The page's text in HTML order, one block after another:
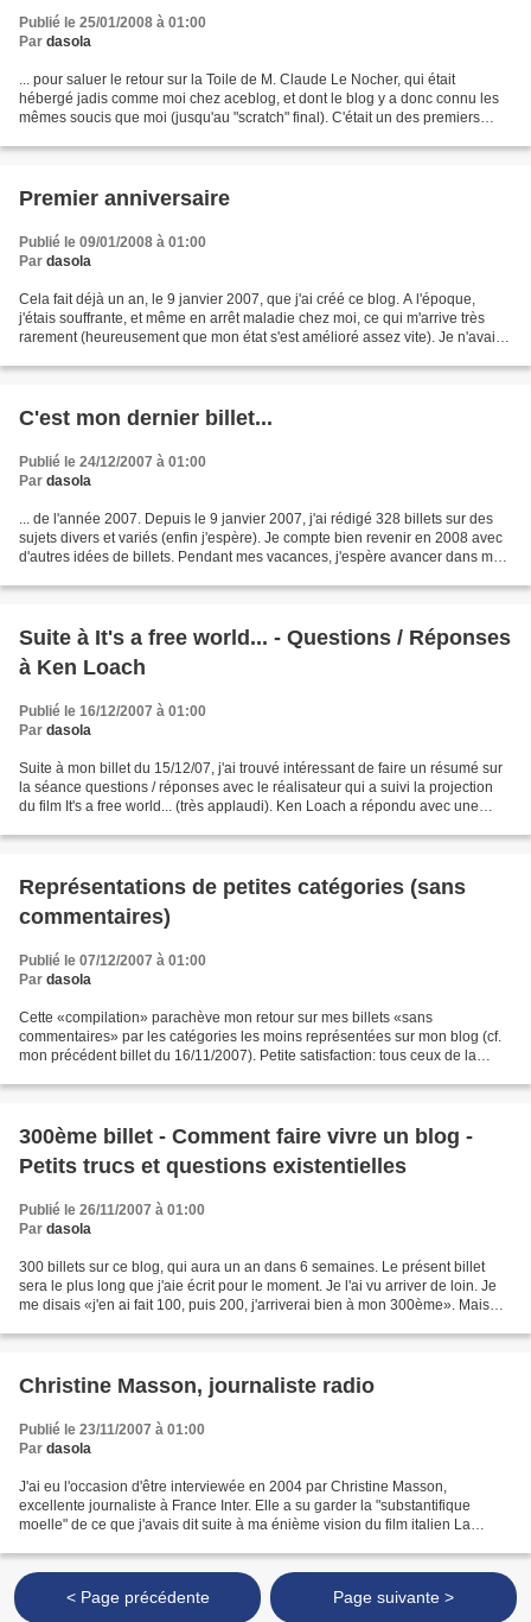
Publié le 25/01/2008 à 01:00
Par dasola
... pour saluer le retour sur la Toile de M. Claude Le Nocher, qui était
hébergé jadis comme moi chez aceblog, et dont le blog y a donc connu les
mêmes soucis que moi (jusqu'au "scratch" final). C'était un des premiers
Premier anniversaire
Publié le 09/01/2008 à 01:00
Par dasola
Cela fait déjà un an, le 9 janvier 2007, que j'ai créé ce blog. A l'époque,
j'étais souffrante, et même en arrêt maladie chez moi, ce qui m'arrive très
rarement (heureusement que mon état s'est amélioré assez vite). Je n'avais
C'est mon dernier billet...
Publié le 24/12/2007 à 01:00
Par dasola
... de l'année 2007. Depuis le 9 janvier 2007, j'ai rédigé 328 billets sur des
sujets divers et variés (enfin j'espère). Je compte bien revenir en 2008 avec
d'autres idées de billets. Pendant mes vacances, j'espère avancer dans mes
Suite à It's a free world... - Questions / Réponses
à Ken Loach
Publié le 16/12/2007 à 01:00
Par dasola
Suite à mon billet du 15/12/07, j'ai trouvé intéressant de faire un résumé sur
la séance questions / réponses avec le réalisateur qui a suivi la projection
du film It's a free world... (très applaudi). Ken Loach a répondu avec une
Représentations de petites catégories (sans
commentaires)
Publié le 07/12/2007 à 01:00
Par dasola
Cette «compilation» parachève mon retour sur mes billets «sans
commentaires» par les catégories les moins représentées sur mon blog (cf.
mon précédent billet du 16/11/2007). Petite satisfaction: tous ceux de la
300ème billet - Comment faire vivre un blog -
Petits trucs et questions existentielles
Publié le 26/11/2007 à 01:00
Par dasola
300 billets sur ce blog, qui aura un an dans 6 semaines. Le présent billet
sera le plus long que j'aie écrit pour le moment. Je l'ai vu arriver de loin. Je
me disais «j'en ai fait 100, puis 200, j'arriverai bien à mon 300ème». Mais
Christine Masson, journaliste radio
Publié le 23/11/2007 à 01:00
Par dasola
J'ai eu l'occasion d'être interviewée en 2004 par Christine Masson,
excellente journaliste à France Inter. Elle a su garder la "substantifique
moelle" de ce que j'avais dit suite à ma énième vision du film italien La
< Page précédente Page suivante >